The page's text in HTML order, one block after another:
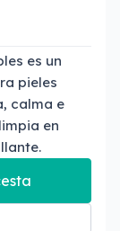
es un
pieles
calma e
en